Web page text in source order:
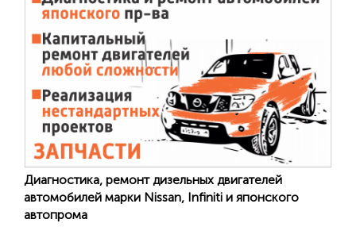
Диагностика, ремонт дизельных двигателей
автомобилей марки Nissan, Infiniti и японского
автопрома